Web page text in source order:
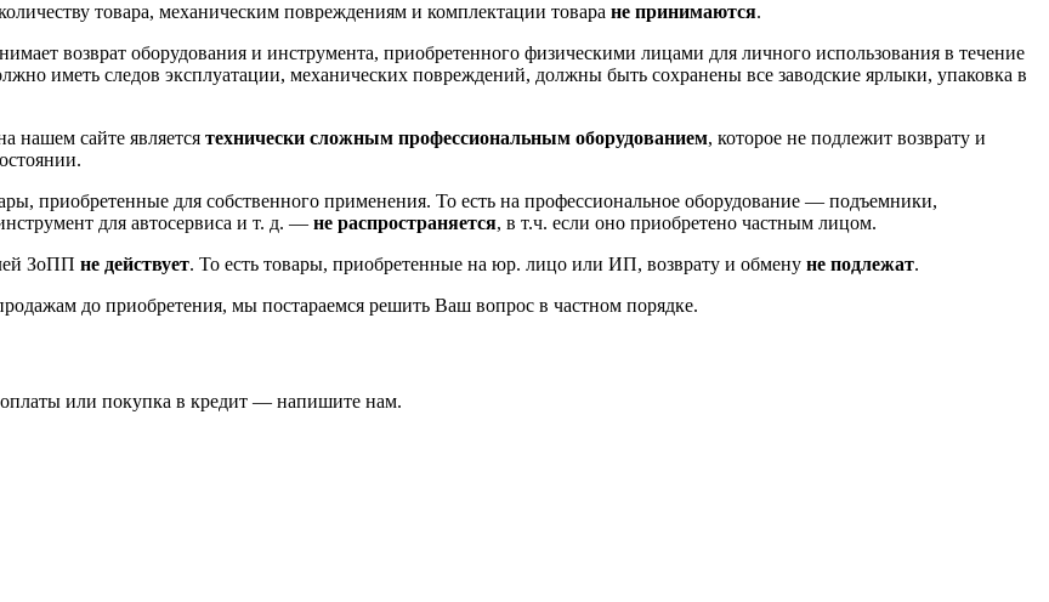
товара, механическим повреждениям и комплектации товара не принимаются.
возврат оборудования и инструмента, приобретенного физическими лицами для личного использования в течение
иметь следов эксплуатации, механических повреждений, должны быть сохранены все заводские ярлыки, упаковка в
нашем сайте является технически сложным профессиональным оборудованием, которое не подлежит возврату и
приобретенные для собственного применения. То есть на профессиональное оборудование — подъемники,
для автосервиса и т. д. — не распространяется, в т.ч. если оно приобретено частным лицом.
ЗоПП не действует. То есть товары, приобретенные на юр. лицо или ИП, возврату и обмену не подлежат.
до приобретения, мы постараемся решить Ваш вопрос в частном порядке.
оплаты или покупка в кредит — напишите нам.